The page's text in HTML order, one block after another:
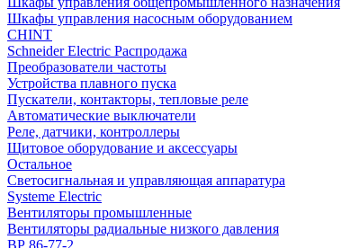
Шкафы управления насосным оборудованием
CHINT
Schneider Electric Распродажа
Преобразователи частоты
Устройства плавного пуска
Пускатели, контакторы, тепловые реле
Автоматические выключатели
Реле, датчики, контроллеры
Щитовое оборудование и аксессуары
Остальное
Светосигнальная и управляющая аппаратура
Systeme Electric
Вентиляторы промышленные
Вентиляторы радиальные низкого давления
ВР 86-77-2